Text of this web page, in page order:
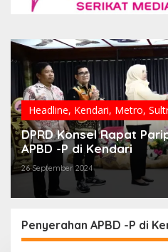
Headline, Kendari, Metro,
DPRD Konsel Rapat
APBD -P di Kendari
26 September 2024
Penyerahan APBD -P di